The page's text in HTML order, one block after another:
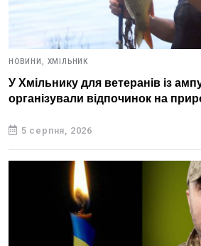
НОВИНИ, ХМІЛЬНИК
У Хмільнику для ветеранів із
організували відпочинок на
5 серпня, 2026